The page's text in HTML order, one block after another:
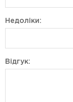
Недоліки:
Відгук: